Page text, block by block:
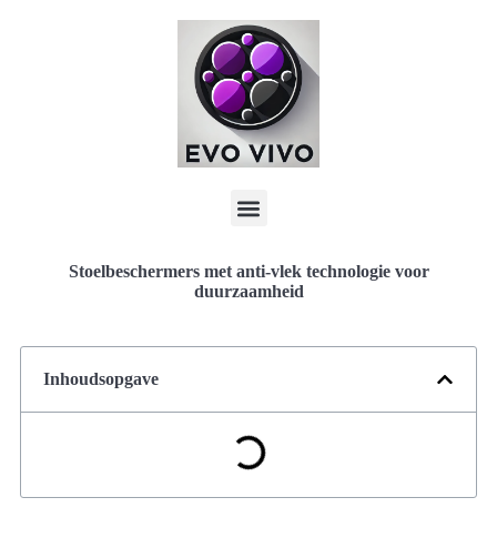
Stoelbeschermers met anti-vlek technologie voor
duurzaamheid
Inhoudsopgave